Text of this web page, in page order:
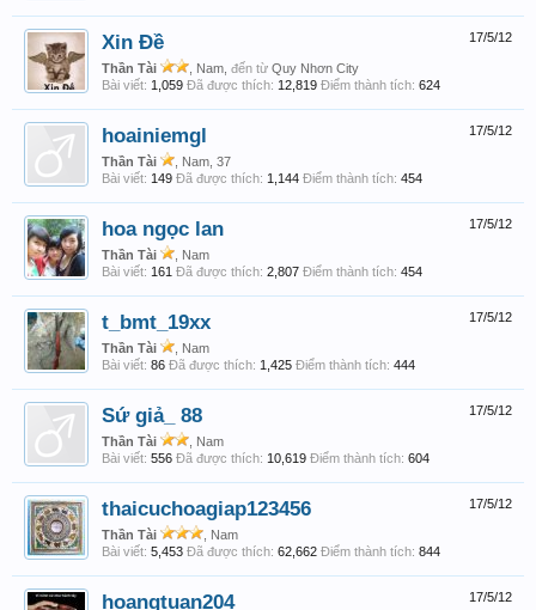
17/5/12
Xin Đề
Thần Tài , Nam, đến từ Quy Nhơn City
Bài viết: 1,059 Đã được thích: 12,819 Điểm thành tích: 624
17/5/12
hoainiemgl
Thần Tài
, Nam, 37
Bài viết: 149 Đã được thích: 1,144 Điểm thành tích: 454
17/5/12
hoa ngọc lan
Thần Tài
, Nam
Bài viết: 161 Đã được thích: 2,807 Điểm thành tích: 454
17/5/12
t_bmt_19xx
Thần Tài
, Nam
Bài viết: 86 Đã được thích: 1,425 Điểm thành tích: 444
17/5/12
Sứ giả_ 88
Thần Tài
, Nam
Bài viết: 556 Đã được thích: 10,619 Điểm thành tích: 604
17/5/12
thaicuchoagiap123456
Thần Tài
, Nam
Bài viết: 5,453 Đã được thích: 62,662 Điểm thành tích: 844
17/5/12
hoangtuan204